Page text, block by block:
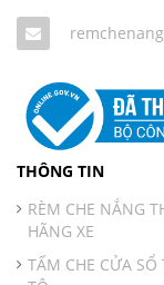
THÔNG TIN
RÈM CHE NẮNG
HÃNG XE
TẤM CHE CỬA SỔ